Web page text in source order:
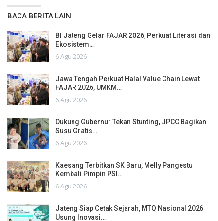
BACA BERITA LAIN
BI Jateng Gelar FAJAR 2026, Perkuat Literasi dan
Ekosistem…
6 Agu 2026
Jawa Tengah Perkuat Halal Value Chain Lewat
FAJAR 2026, UMKM…
6 Agu 2026
Dukung Gubernur Tekan Stunting, JPCC Bagikan
Susu Gratis…
6 Agu 2026
Kaesang Terbitkan SK Baru, Melly Pangestu
Kembali Pimpin PSI…
6 Agu 2026
Jateng Siap Cetak Sejarah, MTQ Nasional 2026
Usung Inovasi…